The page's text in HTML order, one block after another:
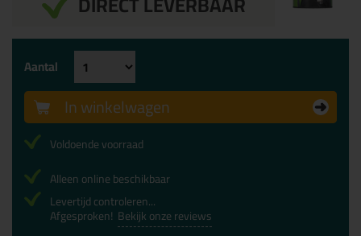
Aantal
In winkelwagen
Voldoende voorraad
Alleen online beschikbaar
Levertijd controleren...
Afgesproken! Bekijk onze reviews